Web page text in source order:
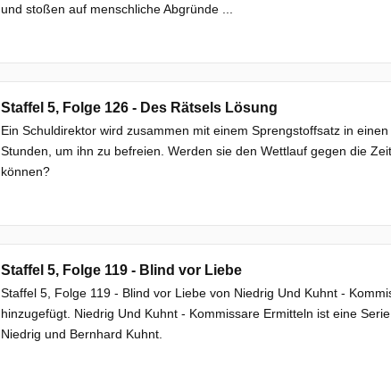
und stoßen auf menschliche Abgründe ...
Staffel 5, Folge 126 - Des Rätsels Lösung
Ein Schuldirektor wird zusammen mit einem Sprengstoffsatz in
Stunden, um ihn zu befreien. Werden sie den Wettlauf gegen die
können?
Staffel 5, Folge 119 - Blind vor Liebe
Staffel 5, Folge 119 - Blind vor Liebe von Niedrig Und Kuhnt -
hinzugefügt. Niedrig Und Kuhnt - Kommissare Ermitteln ist eine
Niedrig und Bernhard Kuhnt.